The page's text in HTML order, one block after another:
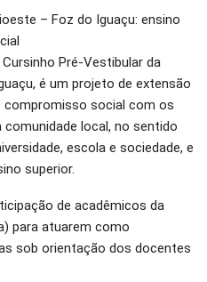
– Foz do Iguaçu: ensino
Pré-Vestibular da
é um projeto de extensão
compromisso social com os
local, no sentido
escola e sociedade, e
superior.
de acadêmicos da
para atuarem como
sob orientação dos docentes